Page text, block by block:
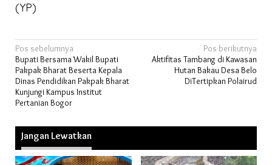
(YP)
Navigasi
pos
Pos sebelumnya
Bupati Bersama Wakil Bupati
Pakpak Bharat Beserta Kepala
Dinas Pendidikan Pakpak Bharat
Kunjungi Kampus Institut
Pertanian Bogor
Pos berikutnya
Aktifitas Tambang di Kawasan
Hutan Bakau Desa Belo
DiTertipkan Polairud
Jangan Lewatkan